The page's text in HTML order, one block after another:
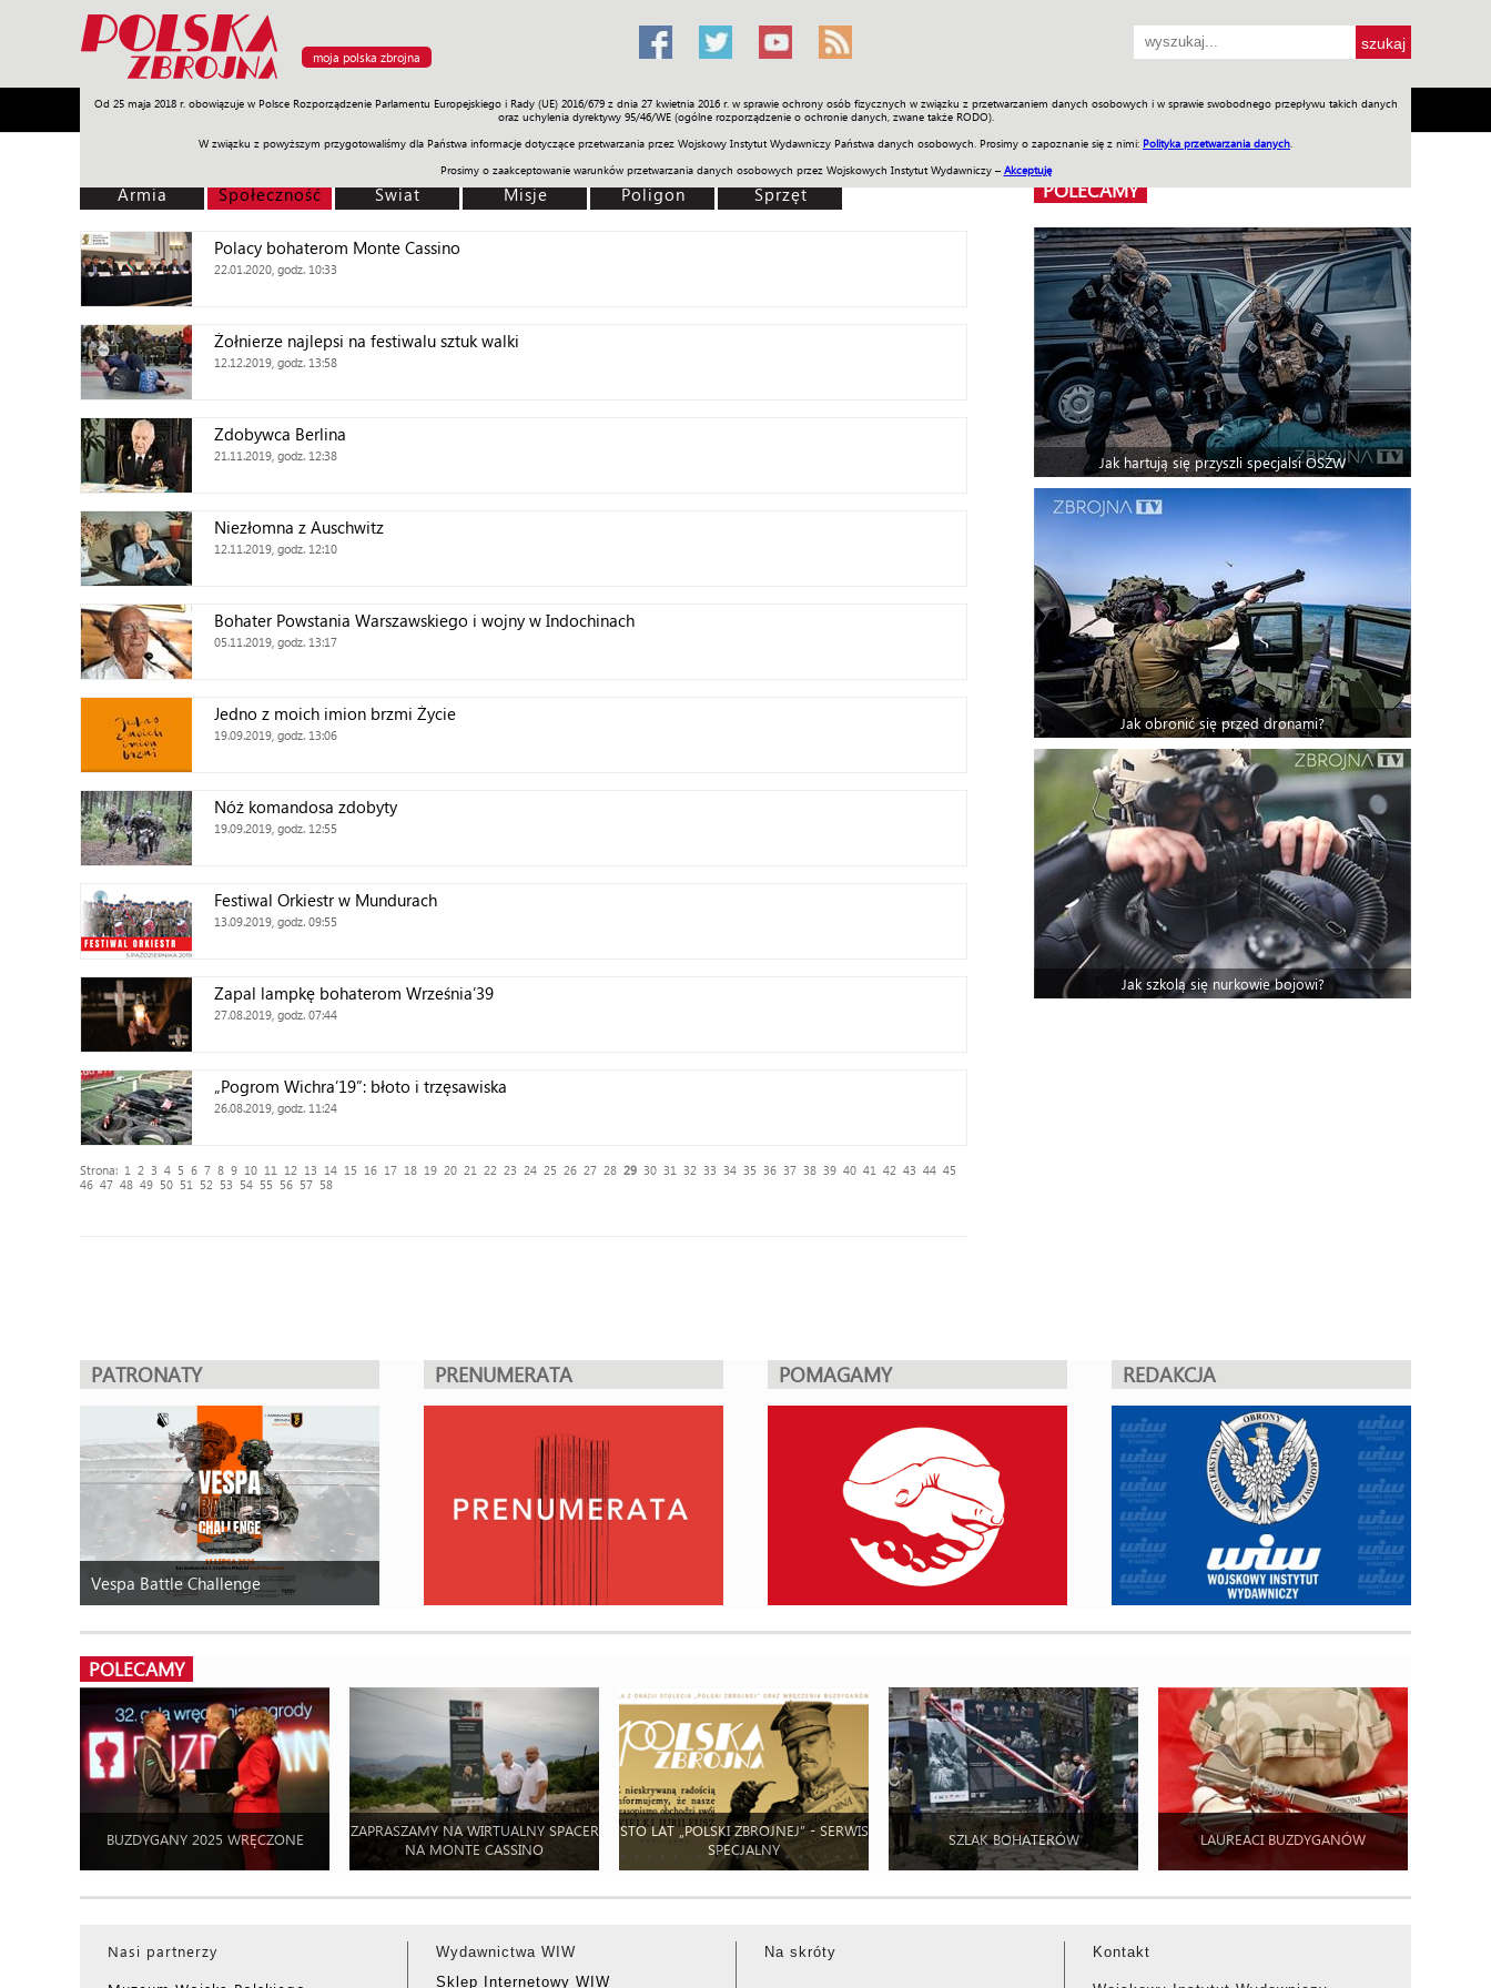
moja polska zbrojna
Od 25 maja 2018 r. obowiązuje w Polsce Rozporządzenie Parlamentu Europejskiego i Rady (UE) 2016/679 z dnia 27 kwietnia 2016 r. w sprawie ochrony osób fizycznych w związku z przetwarzaniem danych osobowych i w sprawie swobodnego przepływu takich danych
oraz uchylenia dyrektywy 95/46/WE (ogólne rozporządzenie o ochronie danych, zwane także RODO).
W związku z powyższym przygotowaliśmy dla Państwa informacje dotyczące przetwarzania przez Wojskowy Instytut Wydawniczy Państwa danych osobowych. Prosimy o zapoznanie się z nimi: Polityka przetwarzania danych
Prosimy o zaakceptowanie warunków przetwarzania danych osobowych przez Wojskowych Instytut Wydawniczy – Akceptuję
Armia Poligon Sprzęt Misje Polityka Prawo Świat Społeczność Sport Historia Galerie Wideo ENGLISH SKLEP Jednodniówki Praca w WIW
Armia Społeczność Świat Misje Poligon Sprzęt
Polacy bohaterom Monte Cassino
22.01.2020, godz. 10:33
Żołnierze najlepsi na festiwalu sztuk walki
12.12.2019, godz. 13:58
Zdobywca Berlina
21.11.2019, godz. 12:38
Niezłomna z Auschwitz
12.11.2019, godz. 12:10
Bohater Powstania Warszawskiego i wojny w Indochinach
05.11.2019, godz. 13:17
Jedno z moich imion brzmi Życie
19.09.2019, godz. 13:06
Nóż komandosa zdobyty
19.09.2019, godz. 12:55
Festiwal Orkiestr w Mundurach
13.09.2019, godz. 09:55
Zapal lampkę bohaterom Września’39
27.08.2019, godz. 07:44
„Pogrom Wichra’19”: błoto i trzęsawiska
26.08.2019, godz. 11:24
Strona: 1 2 3 4 5 6 7 8 9 10 11 12 13 14 15 16 17 18 19 20 21 22 23 24 25 26 27 28 29 30 31 32 33 34 35 36 37 38 39 40 41 42 43 44 45
46 47 48 49 50 51 52 53 54 55 56 57 58
POLECAMY
Jak hartują się przyszli specjalsi OSŻW
Jak obronić się przed dronami?
Jak szkolą się nurkowie bojowi?
PATRONATY
Vespa Battle Challenge
PRENUMERATA POMAGAMY REDAKCJA
POLECAMY
BUZDYGANY 2025 WRĘCZONE
ZAPRASZAMY NA WIRTUALNY SPACER
NA MONTE CASSINO
STO LAT „POLSKI ZBROJNEJ” - SERWIS
SPECJALNY
SZLAK BOHATERÓW LAUREACI BUZDYGANÓW
Nasi partnerzy
Wydawnictwa WIW
Sklep Internetowy WIW
Na skróty Kontakt